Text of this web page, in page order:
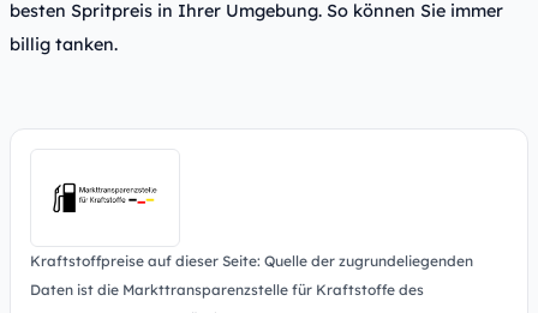
besten Spritpreis in Ihrer Umgebung. So können Sie immer
billig tanken.
Kraftstoffpreise auf dieser Seite: Quelle der zugrundeliegenden
Daten ist die Markttransparenzstelle für Kraftstoffe des